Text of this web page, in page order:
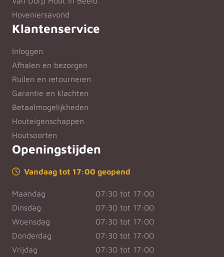
Hoveniersavond
Klantenservice
Inloggen
Afhalen en bezorgen
Ruilen en retourneren
Garantie en klachten
Betaalmogelijkheden
Houteigenschappen
Houtsoorten
Openingstijden
Vandaag tot 17:00 geopend
Maandag
07:30 tot 17:00
Dinsdag
07:30 tot 17:00
Woensdag
07:30 tot 17:00
Donderdag
07:30 tot 17:00
Vrijdag
07:30 tot 17:00